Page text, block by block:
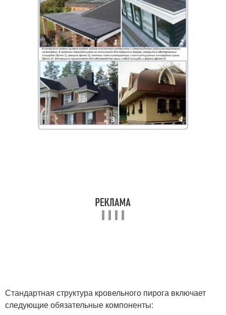
Стандартная структура кровельного пирога включает
следующие обязательные компоненты: